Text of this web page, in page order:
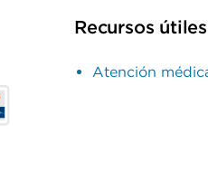
Recursos útiles
Atención